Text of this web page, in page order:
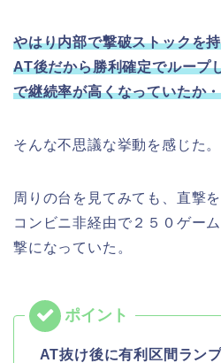
やはり内部で撃破ストックを
AT後だから勝利確定でループ
で継続率が高くなっていたか
そんな不思議な挙動を感じた。
周りの台を見てみても、直撃
コンビニ非経由で２５０ゲー
撃になっていた。
AT抜け後に有利区間ラン